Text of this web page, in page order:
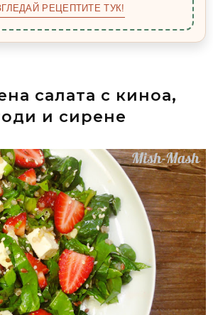
РЕЦЕПТИТЕ ТУК!
салата с киноа,
и сирене